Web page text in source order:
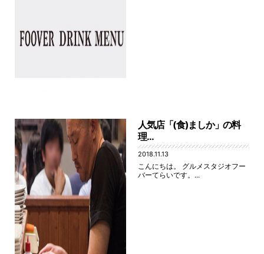
人気店「(食)ましか」の料
理...
2018.11.13
こんにちは。 グルメスタジオフー
バーてらいです。...